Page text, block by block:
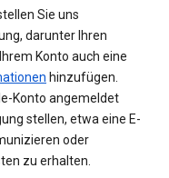
Sie uns
darunter Ihren
Konto auch eine
hinzufügen.
Konto angemeldet
stellen, etwa eine E-
oder
zu erhalten.